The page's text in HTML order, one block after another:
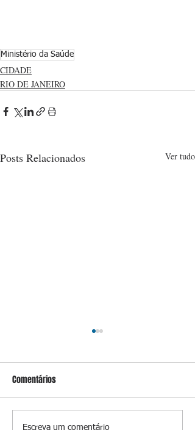
Ministério da Saúde
CIDADE
RIO DE JANEIRO
Posts Relacionados Ver tudo
Comentários
Escreva um comentário